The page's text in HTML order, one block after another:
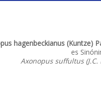
hagenbeckianus (Kuntze)
es
Axonopus suffultus